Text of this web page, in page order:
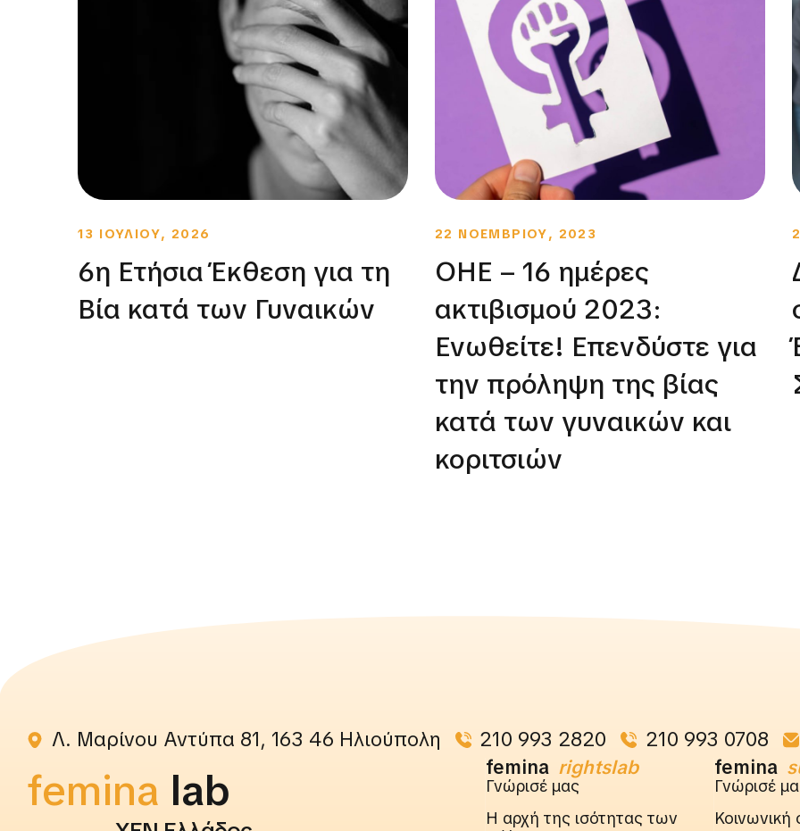
13 ΙΟΥΛΙΟΥ, 2026
6η Ετήσια Έκθεση για τη
Βία κατά των Γυναικών
22 ΝΟΕΜΒΡΙΟΥ, 2023
ΟΗΕ – 16 ημέρες
ακτιβισμού 2023:
Ενωθείτε! Επενδύστε για
την πρόληψη της βίας
κατά των γυναικών και
κοριτσιών
Λ. Μαρίνου Αντύπα 81, 163 46 Ηλιούπολη 210 993 2820 210 993 0708
femina rightslab
femina rightslab
Γνώρισέ μας
Η αρχή της ισότητας των
femina
Γνώρισέ
Κοινωνική